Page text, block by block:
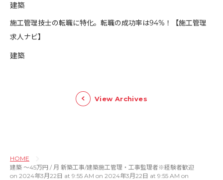
建築
​施工管理技士の転職に特化。転職の成功率は94%！【施工管理
求人ナビ】
建築
View Archives
HOME
建築 〜45万円 / 月 新築工事/建築施工管理・工事監理者※経験者歓迎
on 2024年3月22日 at 9:55 AM on 2024年3月22日 at 9:55 AM on